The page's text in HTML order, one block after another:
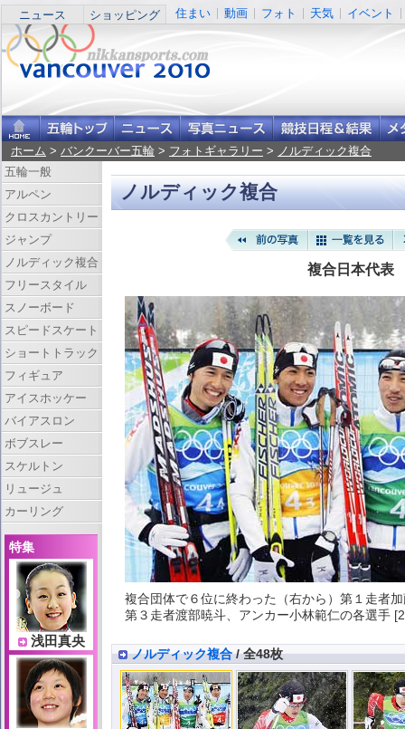
ニュース ショッピング 住まい 動画 フォト 天気 イベント
ホーム > バンクーバー五輪 > フォトギャラリー > ノルディック複合
ノルディック複合
複合日本代表
複合団体で６位に終わった（右から）第１走者
第３走者渡部暁斗、アンカー小林範仁の各選手
ノルディック複合/ 全48枚
五輪一般
アルペン
クロスカントリー
ジャンプ
ノルディック複合
フリースタイル
スノーボード
スピードスケート
ショートトラック
フィギュア
アイスホッケー
バイアスロン
ボブスレー
スケルトン
リュージュ
カーリング
特集
浅田真央